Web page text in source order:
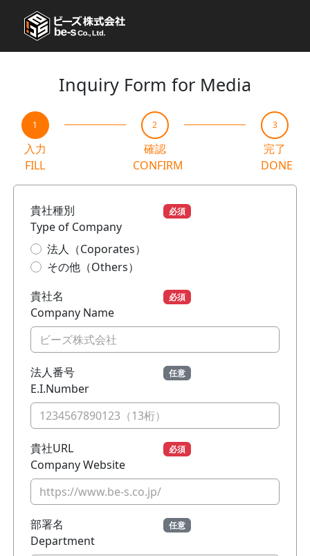
Inquiry Form for Media
1 2 3
入力
FILL
確認
CONFIRM
完了
DONE
貴社種別
Type of Company
必須
法人（Coporates）
その他（Others）
貴社名
Company Name
必須
法人番号
E.I.Number
任意
貴社URL
Company Website
必須
部署名
Department
任意